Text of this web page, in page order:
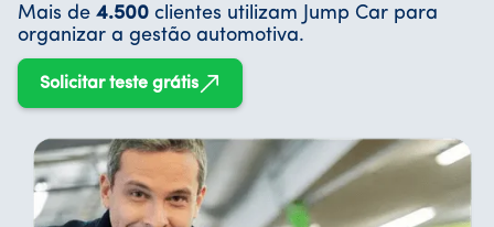
Mais de 4.500 clientes utilizam Jump Car para
organizar a gestão automotiva.
Solicitar teste grátis